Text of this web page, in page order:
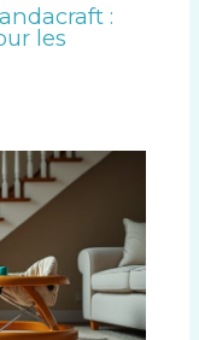
:
les